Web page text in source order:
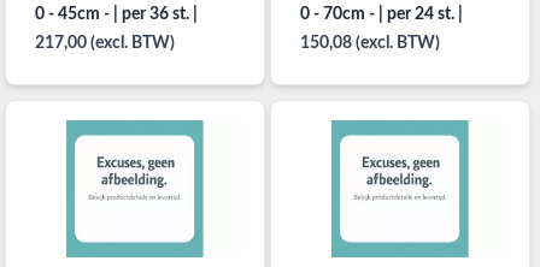
0 - 45cm - | per 36 st. |
217,00 (excl. BTW)
0 - 70cm - | per 24 st. |
150,08 (excl. BTW)